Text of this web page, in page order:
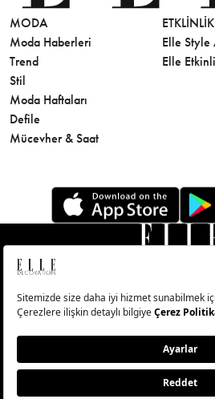
MODA
Moda Haberleri
Trend
Stil
Moda Haftaları
Defile
Mücevher & Saat
ETKLINLIK
Elle Style
Elle
© Big Medya Teknoloji A.Ş.
Caddesi No:27/1
Aydınlatma